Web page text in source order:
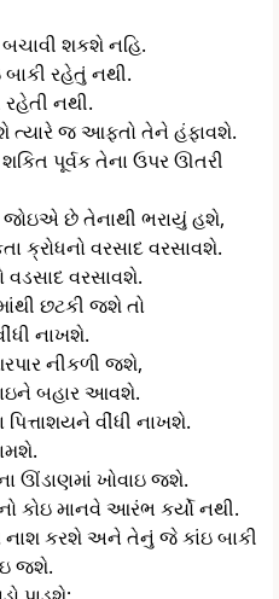
શકશે નહિ.
રહેતું નથી.
નથી.
ત્યારે જ આફતો તેને હંફાવશે.
પૂર્વક તેના ઉપર ઊતરી
છે તેનાથી ભરાયું હશે,
ક્રોધનો વરસાદ વરસાવશે.
વડસાદ વરસાવશે.
છટકી જશે તો
નાખશે.
નીકળી જશે,
બહાર આવશે.
વીંધી નાખશે.
ઊંડાણમાં ખોવાઇ જશે.
કોઇ માનવે આરંભ કર્યો નથી.
નાશ કરશે અને તેનું જે કાંઇ બાકી
જશે.